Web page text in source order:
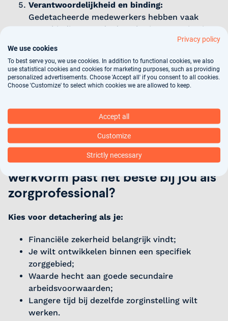
Verantwoordelijkheid en binding:
Gedetacheerde medewerkers hebben vaak
meer binding met de detacheringsorganisatie
en kunnen meerdere opdrachten uitvoeren via
dezelfde werkgever. Uitzendkrachten zijn juist
meer gericht op tijdelijke opdrachten en
hebben minder binding met het uitzendbureau.
voorwaarden? Dan is detachering iets voor jou. Wil
je liever flexibel zijn en korte opdrachten doen? Ga
Detacheren of uitzenden: welke
werkvorm past het beste bij jou als
zorgprofessional?
Kies voor detachering als je:
Financiële zekerheid belangrijk vindt;
Je wilt ontwikkelen binnen een specifiek
zorggebied;
Waarde hecht aan goede secundaire
arbeidsvoorwaarden;
Langere tijd bij dezelfde zorginstelling wilt
werken.
Privacy policy
We use cookies
To best serve you, we use cookies. In addition to functional cookies, we also
use statistical cookies and cookies for marketing purposes, such as providing
personalized advertisements. Choose 'Accept all' if you consent to all cookies.
Choose 'Customize' to select which cookies we are allowed to keep.
Accept all
Customize
Strictly necessary